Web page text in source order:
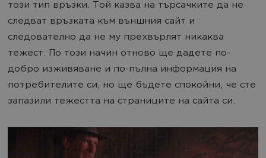
този тип връзки. Той казва на търсачките да не
следват връзката към външния сайт и
следователно да не му прехвърлят никаква
тежест. По този начин отново ще дадете по-
добро изживяване и по-пълна информация на
потребителите си, но ще бъдете спокойни, че сте
запазили тежестта на страниците на сайта си.